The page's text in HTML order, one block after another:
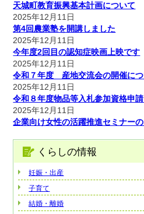
天城町教育振興基本計画について
2025年12月11日
第4回農業塾を開講しました
2025年12月11日
今年度2回目の認知症映画上映です
2025年12月11日
令和７年度 産地交流会の開催につ
2025年12月11日
令和８年度物品等入札参加資格申
2025年12月11日
企業向け女性の活躍推進セミナー
くらしの情報
妊娠・出産
子育て
結婚・離婚